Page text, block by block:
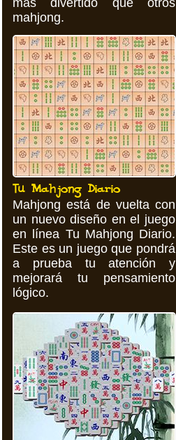
más divertido que otros
mahjong.
Tu Mahjong Diario
Mahjong está de vuelta con
un nuevo diseño en el juego
en línea Tu Mahjong Diario.
Este es un juego que pondrá
a prueba tu atención y
mejorará tu pensamiento
lógico.